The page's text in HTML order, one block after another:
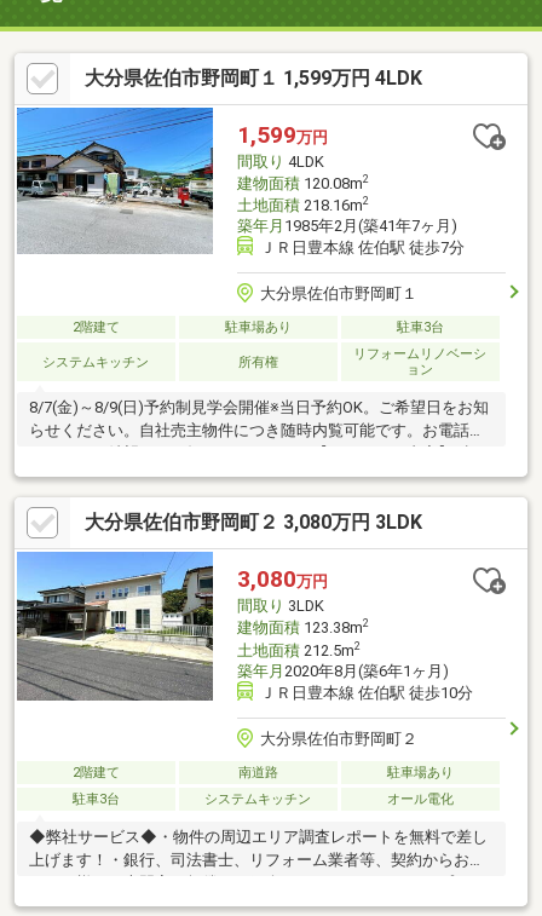
大分県佐伯市野岡町１ 1,599万円 4LDK
1,599万円
間取り 4LDK
建物面積120.08m2
土地面積218.16m2
築年月 1985年2月(築41年7ヶ月)
ＪＲ日豊本線 佐伯駅 徒歩7分
大分県佐伯市野岡町１
2階建て 駐車場あり 駐車3台
システムキッチン 所有権
リフォームリノベーシ
ョン
8/7(金)～8/9(日)予約制見学会開催※当日予約OK。ご希望日をお知
らせください。自社売主物件につき随時内覧可能です。お電話か
準シロアリ防除工事、クリーニング、雨漏り点検、設備点検●外
構・外装外壁塗装or張替、植栽剪定●水回りシステムキッチン交
換、ユニットバス交換、トイレ交換、洗面化粧台交換●内装間取
変更、室内ドア（一部）交換、床材上張り、シューズボックス交
換、クロス張替え【おすすめポイント】・本物件は条件により住
宅ローン減税が適用されます。・雨漏り、構造上主要
大分県佐伯市野岡町２ 3,080万円 3LDK
3,080万円
間取り 3LDK
建物面積123.38m2
土地面積212.5m2
築年月 2020年8月(築6年1ヶ月)
ＪＲ日豊本線 佐伯駅 徒歩10分
大分県佐伯市野岡町２
2階建て 南道路
駐車場あり
駐車3台
システムキッチン オール電化
◆弊社サービス◆・物件の周辺エリア調査レポートを無料で差し
上げます！・銀行、司法書士、リフォーム業者等、契約からお渡
任せください！◆オススメポイント◆・太陽光パネル付きオール